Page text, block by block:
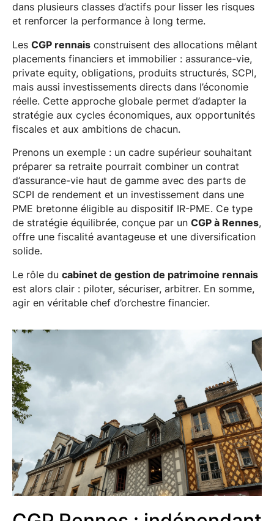
dans plusieurs classes d’actifs pour lisser les risques
et renforcer la performance à long terme.
Les CGP rennaisconstruisent des allocations mêlant
placements financiers et immobilier : assurance-vie,
private equity, obligations, produits structurés, SCPI,
mais aussi investissements directs dans l’économie
réelle. Cette approche globale permet d’adapter la
stratégie aux cycles économiques, aux opportunités
fiscales et aux ambitions de chacun.
Prenons un exemple : un cadre supérieur souhaitant
préparer sa retraite pourrait combiner un contrat
d’assurance-vie haut de gamme avec des parts de
SCPI de rendement et un investissement dans une
PME bretonne éligible au dispositif IR-PME. Ce type
de stratégie équilibrée, conçue par un CGP à Rennes,
offre une fiscalité avantageuse et une diversification
solide.
Le rôle du cabinet de gestion de patrimoine rennais
est alors clair : piloter, sécuriser, arbitrer. En somme,
agir en véritable chef d’orchestre financier.